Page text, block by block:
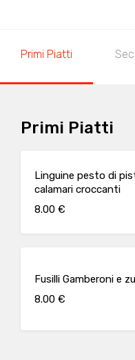
Primi Piatti
Primi Piatti
Linguine pesto di
calamari croccanti
8.00 €
Fusilli Gamberoni e
8.00 €